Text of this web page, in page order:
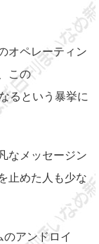
オペレーティン
この
るという暴挙に
なメッセージン
止めた人も少な
アンドロイ